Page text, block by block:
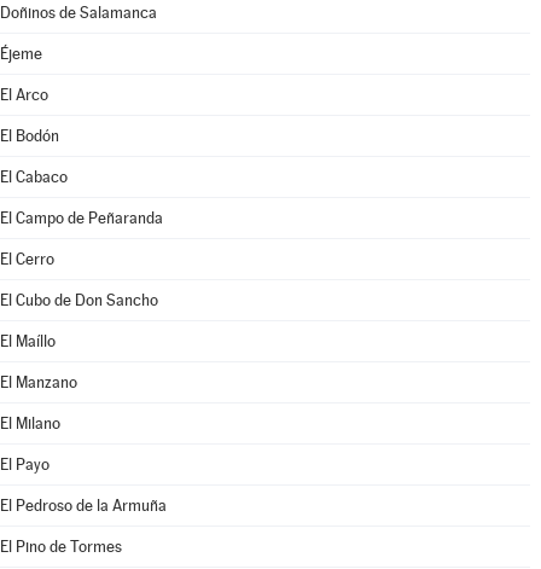
Doñinos de Salamanca
Éjeme
El Arco
El Bodón
El Cabaco
El Campo de Peñaranda
El Cerro
El Cubo de Don Sancho
El Maíllo
El Manzano
El Milano
El Payo
El Pedroso de la Armuña
El Pino de Tormes